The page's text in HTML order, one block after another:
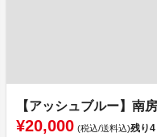
【アッシュブルー】南
¥20,000 (税込/送料込)残り4